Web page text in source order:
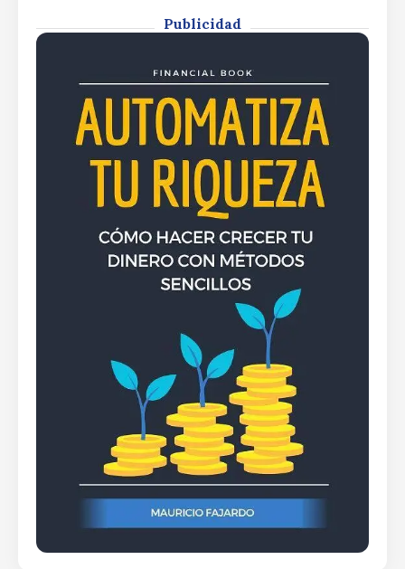
Nasdaq se da la vuelta gracias a
SpaceXDow Jones toma beneficios tras
Nasdaq se da la vuelta gracias a SpaceX
ByRafael Martín F.
Publicidad